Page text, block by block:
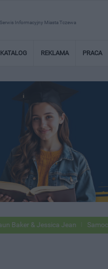
Informacyjny Miasta Tczewa
KATALOG REKLAMA PRACA
& Jessica Jean Samochody